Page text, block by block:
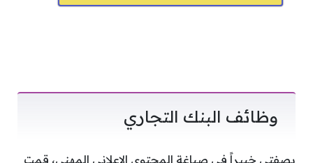
وظائف البنك التجاري
بصفتي خبيراً في صياغة المحتوى الإعلاني المهني، قمت